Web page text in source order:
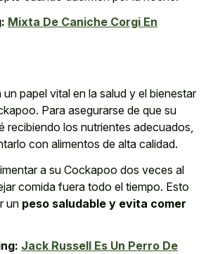
Mixta De Caniche Corgi En
papel vital en la salud y el bienestar
Para asegurarse de que su
recibiendo los nutrientes adecuados,
con alimentos de alta calidad.
a su Cockapoo dos veces al
comida fuera todo el tiempo. Esto
un peso saludable y evita comer
Jack Russell Es Un Perro De